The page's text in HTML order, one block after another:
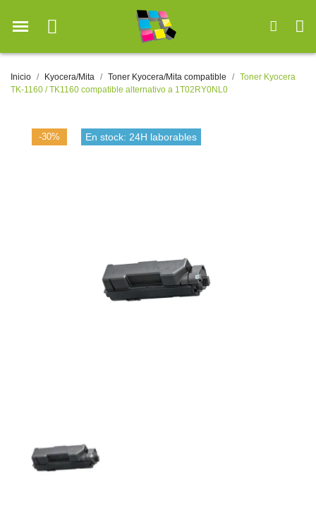
Inicio Kyocera/Mita Toner Kyocera/Mita compatible
Toner Kyocera
TK-1160 / TK1160 compatible alternativo a 1T02RY0NL0
-30% En stock: 24H laborables